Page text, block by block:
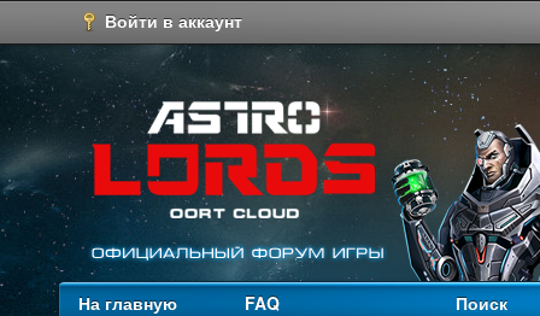
Войти в аккаунт
На главную FAQ Поиск